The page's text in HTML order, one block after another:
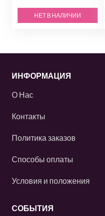
НЕТ В НАЛИЧИИ
ИНФОРМАЦИЯ
О Нас
Контакты
Политика заказов
Способы оплаты
Условия и положения
СОБЫТИЯ